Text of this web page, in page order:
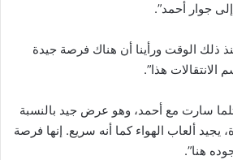
جوار أحمد”.
ذلك الوقت ورأينا أن هناك فرصة جيدة
الانتقالات هذا”.
سارت مع أحمد، وهو عرض جيد بالنسبة
يجيد ألعاب الهواء كما أنه سريع. إنها فرصة
هنا”.